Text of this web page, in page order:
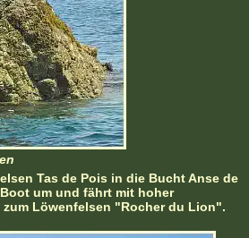
Tas de Pois in die Bucht Anse de
um und fährt mit hoher
Löwenfelsen "Rocher du Lion".